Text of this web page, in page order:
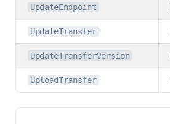
UpdateEndpoint
UpdateTransfer
UpdateTransferVersion
UploadTransfer